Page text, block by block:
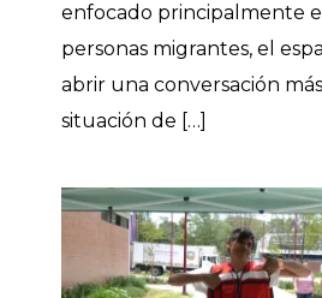
enfocado principalmente
personas migrantes, el
abrir una conversación
situación de […]